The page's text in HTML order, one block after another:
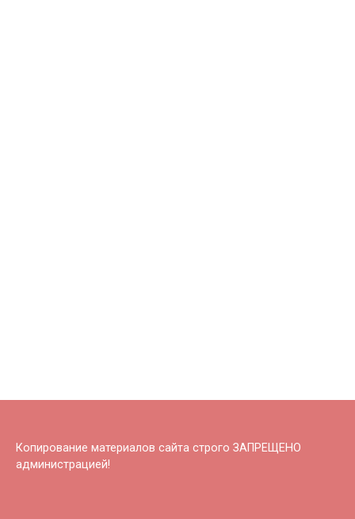
Копирование материалов сайта строго ЗАПРЕЩЕНО
администрацией!